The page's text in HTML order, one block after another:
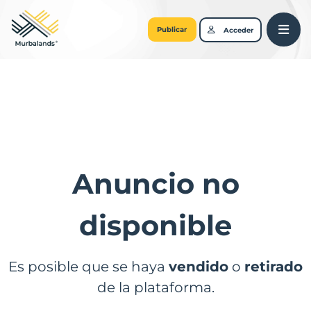
Publicar Acceder
Anuncio no
disponible
Es posible que se haya vendido o retirado
de la plataforma.